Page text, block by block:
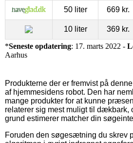
50 liter 669 kr.
10 liter 369 kr.
*Seneste opdatering: 17. marts 2022 -
Aarhus
Produkterne der er fremvist på
af hjemmesidens robot. Den har
mange produkter for at kunne
relaterer sig mest muligt til dækbark,
grund estimerer matcher din
Foruden den søgesætning du skrev